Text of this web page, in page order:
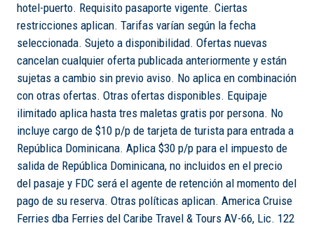
hotel-puerto. Requisito pasaporte vigente. Ciertas
restricciones aplican. Tarifas varían según la fecha
seleccionada. Sujeto a disponibilidad. Ofertas nuevas
cancelan cualquier oferta publicada anteriormente y están
sujetas a cambio sin previo aviso. No aplica en combinación
con otras ofertas. Otras ofertas disponibles. Equipaje
ilimitado aplica hasta tres maletas gratis por persona. No
incluye cargo de $10 p/p de tarjeta de turista para entrada a
República Dominicana. Aplica $30 p/p para el impuesto de
salida de República Dominicana, no incluidos en el precio
del pasaje y FDC será el agente de retención al momento del
pago de su reserva. Otras políticas aplican. America Cruise
Ferries dba Ferries del Caribe Travel & Tours AV-66, Lic. 122